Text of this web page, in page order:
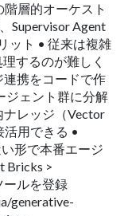
階層的オーケスト
Supervisor Agent
ット • 従来は複雑
するのが難しく
携をコードで作
ジェント群に分解
ナレッジ（Vector
活⽤できる •
形で本番エージ
Bricks >
ールを登録
generative-